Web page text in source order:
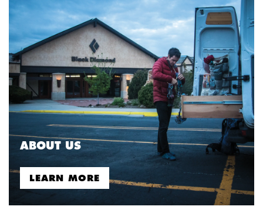
ABOUT US
LEARN MORE